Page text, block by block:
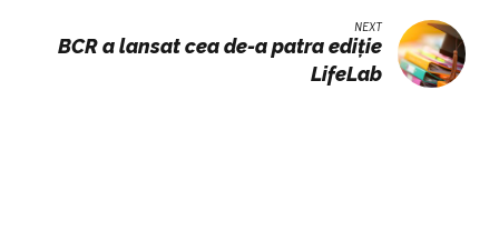
NEXT
BCR a lansat cea de-a patra ediție
LifeLab